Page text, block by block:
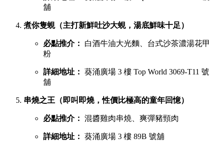
舖
煮你隻蜆（主打新鮮吐沙大蜆，湯底鮮味十足）
必點推介：
白酒牛油大光麵、台式沙茶濃湯花甲
粉
詳細地址： 葵涌廣場 3 樓 Top World 3069-T11 號
舖
串燒之王（即叫即燒，性價比極高的童年回憶）
必點推介： 混醬雞肉串燒、爽彈豬頸肉
詳細地址： 葵涌廣場 3 樓 89B 號舖